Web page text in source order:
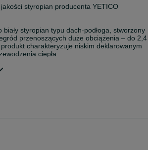
styropian producenta YETICO
biały styropian typu dach-podłoga, stworzony
przenoszących duże obciążenia – do 2,4
charakteryzuje niskim deklarowanym
ciepła.
na gruncie w budownictwie mieszkalnym,